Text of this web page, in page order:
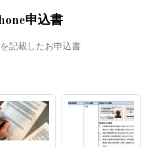
申込書
記載したお申込書